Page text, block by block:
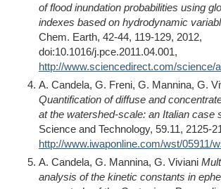
of flood inundation probabilities using
indexes based on hydrodynamic
Chem. Earth, 42-44, 119-129, 2012,
doi:10.1016/j.pce.2011.04.001,
http://www.sciencedirect.com/science/
A. Candela, G. Freni, G. Mannina, G.
Quantification of diffuse and
at the watershed-scale: an Italian case
Science and Technology, 59.11, 2125-
http://www.iwaponline.com/wst/05911/
A. Candela, G. Mannina, G. Viviani
analysis of the kinetic constants in